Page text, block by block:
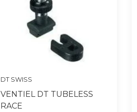
DT SWISS
VENTIEL DT TUBELESS
RACE